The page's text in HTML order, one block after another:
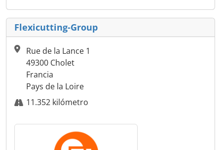
Flexicutting-Group
Rue de la Lance 1
49300 Cholet
Francia
Pays de la Loire
11.352 kilómetro